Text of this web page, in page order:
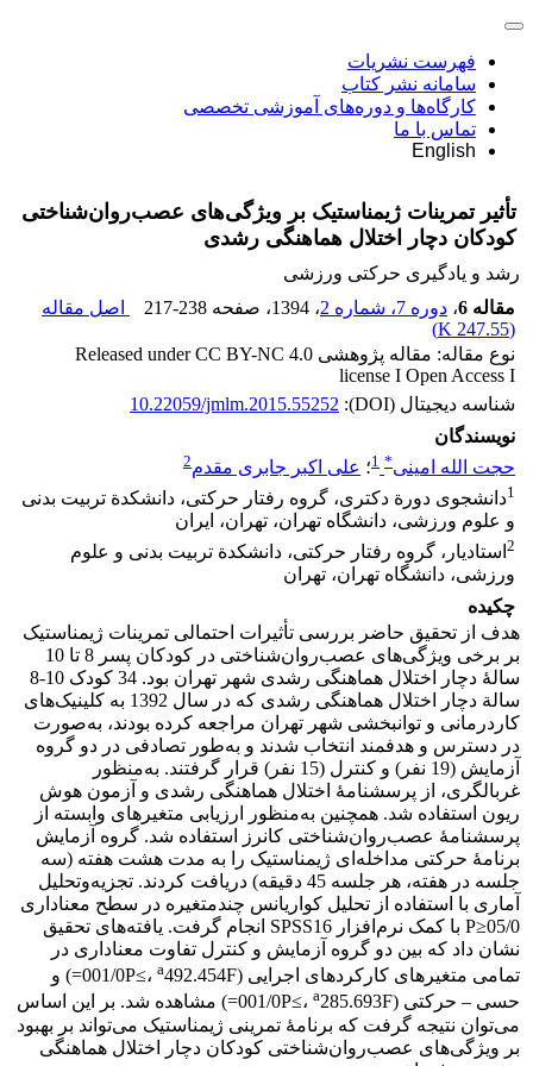
فهرست نشریات
سامانه نشر کتاب
کارگاه‌ها و دوره‌های آموزشی تخصصی
تماس با ما
English
تأثیر تمرینات ژیمناستیک بر ویژگی‌های عصب‌روان‌شناختی
کودکان دچار اختلال هماهنگی رشدی
رشد و یادگیری حرکتی ورزشی
مقاله 6
، دوره 7، شماره 2 ، 1394 ، صفحه 217-238
اصل مقاله
(
247.55 K
)
نوع مقاله: مقاله پژوهشی Released under CC BY-NC 4.0
license I Open Access I
شناسه دیجیتال (DOI):
10.22059/jmlm.2015.55252
نویسندگان
حجت الله امینی*
1؛ علی اکبر جابری مقدم2
1دانشجوی دورة دکتری، گروه رفتار حرکتی، دانشکدة تربیت بدنی
و علوم ورزشی، دانشگاه تهران، تهران، ایران
2 استادیار، گروه رفتار حرکتی، دانشکدة تربیت بدنی و علوم
ورزشی، دانشگاه تهران، تهران
چکیده
هدف از تحقیق حاضر بررسی تأثیرات احتمالی تمرینات ژیمناستیک
بر برخی ویژگی‌های عصب‌روان‌شناختی در کودکان پسر 8 تا 10
سالۀ دچار اختلال هماهنگی رشدی شهر تهران بود. 34 کودک 10-8
سالة دچار اختلال هماهنگی رشدی که در سال 1392 به کلینیک‌های
کاردرمانی و توانبخشی شهر تهران مراجعه کرده بودند، به‌صورت
در دسترس و هدفمند انتخاب شدند و به‌طور تصادفی در دو گروه
آزمایش (19 نفر) و کنترل (15 نفر) قرار گرفتند. به‌منظور
غربالگری، از پرسشنامۀ اختلال هماهنگی رشدی و آزمون هوش
ریون استفاده شد. همچنین به‌منظور ارزیابی متغیرهای وابسته از
پرسشنامۀ عصب‌روان‌شناختی کانرز استفاده شد. گروه آزمایش
برنامۀ حرکتی مداخله‌ای ژیمناستیک را به مدت هشت هفته (سه
جلسه در هفته، هر جلسه 45 دقیقه) دریافت کردند. تجزیه‌وتحلیل
آماری با استفاده از تحلیل کواریانس چندمتغیره در سطح معناداری
05/0≤P با کمک نرم‌افزار SPSS‌16 انجام گرفت. یافته‌های تحقیق
نشان داد که بین دو گروه آزمایش و کنترل تفاوت معناداری در
تمامی متغیرهای کارکردهای اجرایی (001/0P≤،
a
492.454F=) و
حسی – حرکتی (001/0P≤،
a
285.693F=) مشاهده شد. بر این اساس
می‌توان نتیجه گرفت که برنامۀ تمرینی ژیمناستیک می‌تواند بر بهبود
بر ویژگی‌های عصب‌روان‌شناختی کودکان دچار اختلال هماهنگی